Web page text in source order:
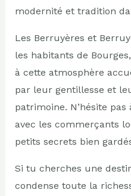
modernité et tradition
Les Berruyères et
les habitants de
à cette atmosphère
par leur gentillesse et
patrimoine. N’hésite
avec les commerçants
petits secrets bien
Si tu cherches une
condense toute la